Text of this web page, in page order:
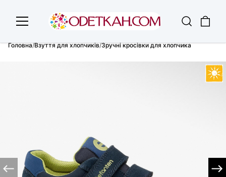
Головна/Взуття для хлопчиків/Зручні кросівки для хлопчика